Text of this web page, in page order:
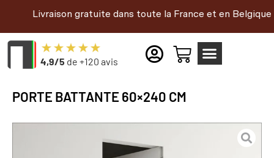
gratuite dans toute la France et en Belgique |
4,9/5 de +120 avis
PORTE BATTANTE 60×240 CM